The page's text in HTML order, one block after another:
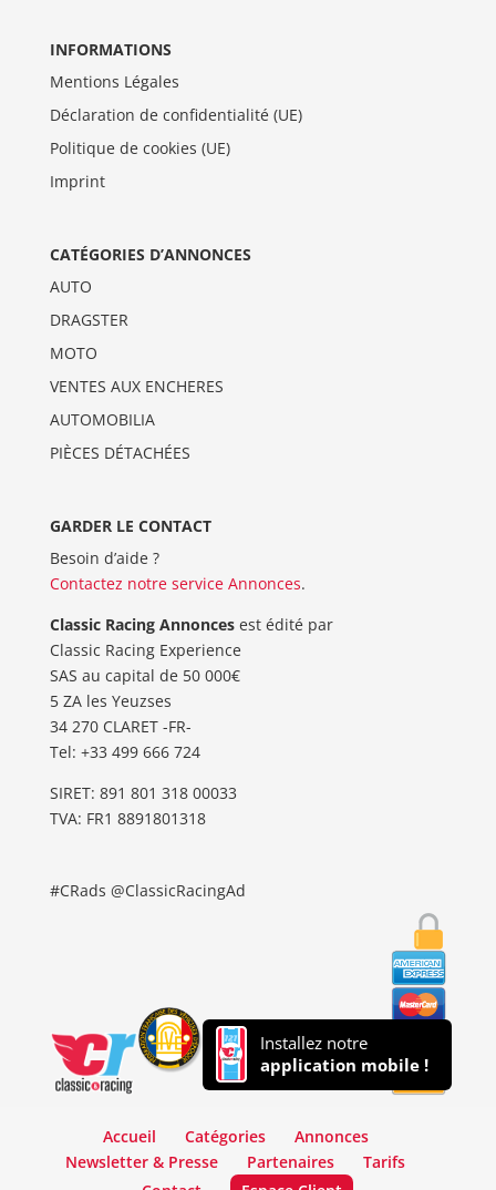
INFORMATIONS
Mentions Légales
Déclaration de confidentialité (UE)
Politique de cookies (UE)
Imprint
CATÉGORIES D’ANNONCES
AUTO
DRAGSTER
MOTO
VENTES AUX ENCHERES
AUTOMOBILIA
PIÈCES DÉTACHÉES
GARDER LE CONTACT
Besoin d’aide ?
Contactez notre service Annonces.
Classic Racing Annoncesest édité par
Classic Racing Experience
SAS au capital de 50 000€
5 ZA les Yeuzses
34 270 CLARET -FR-
Tel: ‭+33 499 666 724‬
SIRET: 891 801 318 00033
TVA: FR1 8891801318
#CRads @ClassicRacingAd
Installez notre
application mobile !
Accueil Catégories
Annonces
Newsletter & Presse
Partenaires
Tarifs